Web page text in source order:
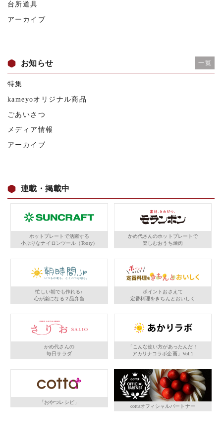
台所道具
アーカイブ
お知らせ 一覧
特集
kameyoオリジナル商品
ごあいさつ
メディア情報
アーカイブ
連載・掲載中
ホットプレートで活躍する
小ぶりなナイロンツール（Toory）
かめ代さんのホットプレートで
楽しむおうち焼肉
忙しい朝でも作れる♪
心が楽になる２品弁当
ポイントおさえて
定番料理をきちんとおいしく
かめ代さんの
毎日サラダ
「こんな使い方があったんだ！
アカリナコラボ企画」Vol.1
「おやつレシピ」
cottaオフィシャルパートナー